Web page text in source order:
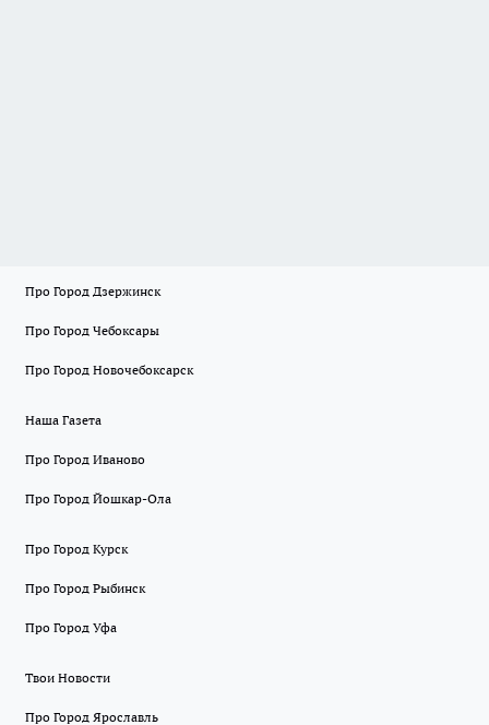
Про Город Дзержинск
Про Город Чебоксары
Про Город Новочебоксарск
Наша Газета
Про Город Иваново
Про Город Йошкар-Ола
Про Город Курск
Про Город Рыбинск
Про Город Уфа
Твои Новости
Про Город Ярославль